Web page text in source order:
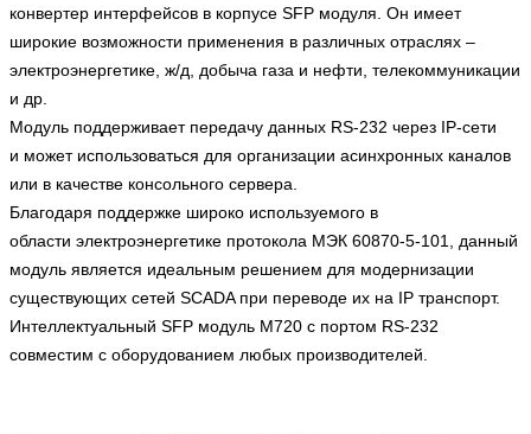
конвертер интерфейсов в корпусе SFP модуля. Он имеет
широкие возможности применения в различных отраслях –
электроэнергетике, ж/д, добыча газа и нефти, телекоммуникации
и др.
Модуль поддерживает передачу данных RS-232 через IP-сети
и может использоваться для организации асинхронных каналов
или в качестве консольного сервера.
Благодаря поддержке широко используемого в
области электроэнергетике протокола МЭК 60870-5-101, данный
модуль является идеальным решением для модернизации
существующих сетей SCADA при переводе их на IP транспорт.
Интеллектуальный SFP модуль M720 с портом RS-232
совместим с оборудованием любых производителей.